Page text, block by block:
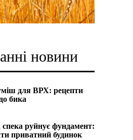
новини
для ВРХ: рецепти
бика
руйнує фундамент:
приватний будинок